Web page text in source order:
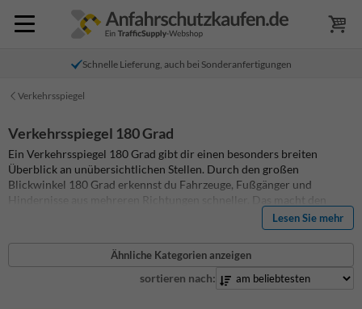
Schnelle Lieferung, auch bei Sonderanfertigungen
Verkehrsspiegel
Verkehrsspiegel 180 Grad
Ein Verkehrsspiegel 180 Grad gibt dir einen besonders breiten
Überblick an unübersichtlichen Stellen. Durch den großen
Blickwinkel 180 Grad erkennst du Fahrzeuge, Fußgänger und
Hindernisse aus mehreren Richtungen schneller. Das macht den
Panoramaspiegel ideal für Ausfahrten, Betriebsgelände, Parkplätze,
Lagerhallen und Kreuzungsbereiche. Wähle den passenden runden
Verkehrsspiegel und sorge für mehr Sicherheit, bessere Orientierung
und weniger Risiko im täglichen Verkehr.
Lesen Sie mehr
Ähnliche Kategorien anzeigen
sortieren nach: